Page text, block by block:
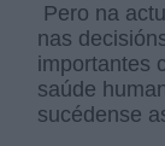
Pero na
nas
importantes
saúde
sucédense